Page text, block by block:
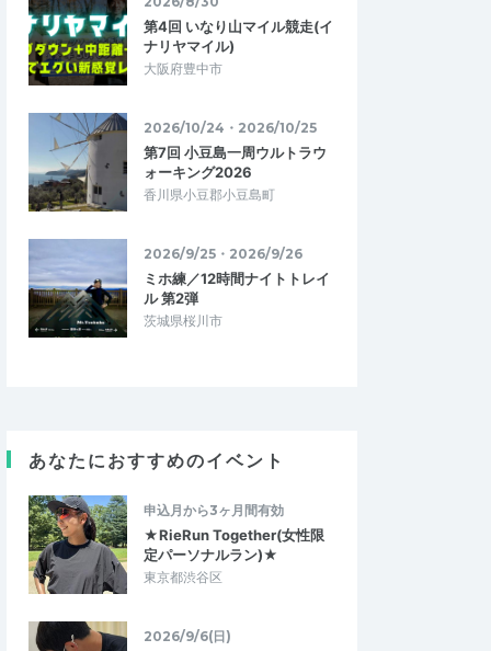
第4回 いなり山マイル競走(イ
ナリヤマイル)
大阪府豊中市
2026/10/24・2026/10/25
第7回 小豆島一周ウルトラウ
ォーキング2026
香川県小豆郡小豆島町
2026/9/25・2026/9/26
ミホ練／12時間ナイトトレイ
ル 第2弾
茨城県桜川市
あなたにおすすめのイベント
申込月から3ヶ月間有効
★RieRun Together(女性限
定パーソナルラン)★
東京都渋谷区
2026/9/6(日)